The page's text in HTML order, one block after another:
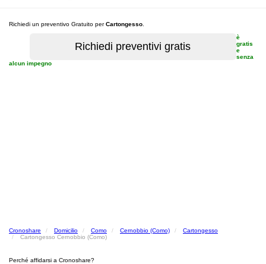
Richiedi un preventivo Gratuito perCartongesso
è
gratis
e
senza
alcun impegno
Cronoshare Domicilio Como Cernobbio (Como)
Cartongesso
Cartongesso Cernobbio (Como)
Perché affidarsi a Cronoshare?